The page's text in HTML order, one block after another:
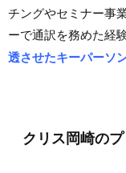
チングやセミナー事
ーで通訳を務めた経
透させたキーパーソ
クリス岡崎の